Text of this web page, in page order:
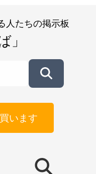
人たちの掲示板
」
買います